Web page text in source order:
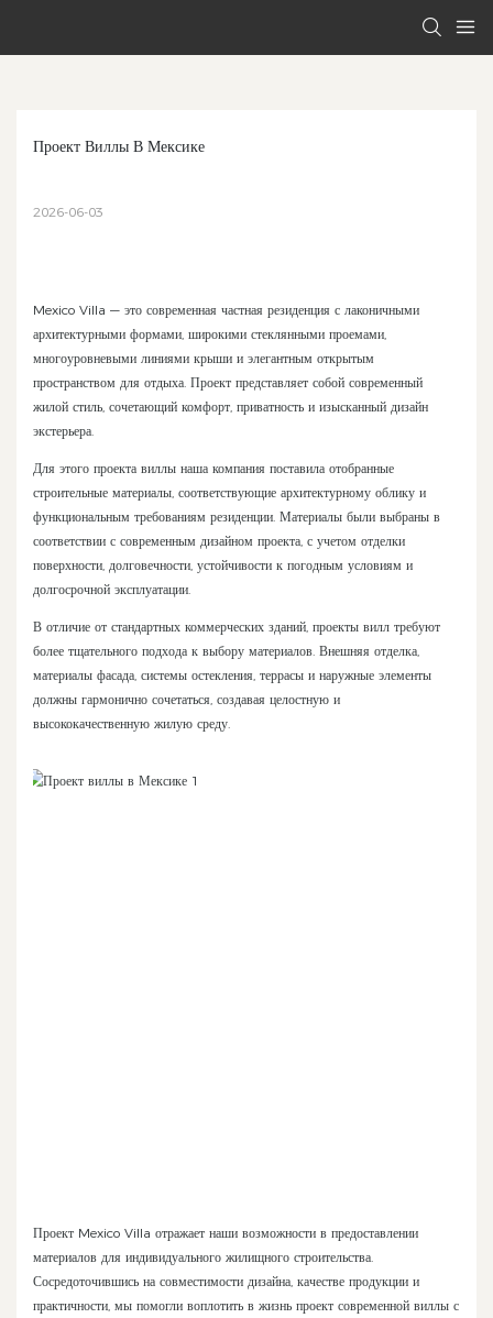
Проект Виллы В Мексике
2026-06-03
Mexico Villa — это современная частная резиденция с лаконичными
архитектурными формами, широкими стеклянными проемами,
многоуровневыми линиями крыши и элегантным открытым
пространством для отдыха. Проект представляет собой современный
жилой стиль, сочетающий комфорт, приватность и изысканный дизайн
экстерьера.
Для этого проекта виллы наша компания поставила отобранные
строительные материалы, соответствующие архитектурному облику и
функциональным требованиям резиденции. Материалы были выбраны в
соответствии с современным дизайном проекта, с учетом отделки
поверхности, долговечности, устойчивости к погодным условиям и
долгосрочной эксплуатации.
В отличие от стандартных коммерческих зданий, проекты вилл требуют
более тщательного подхода к выбору материалов. Внешняя отделка,
материалы фасада, системы остекления, террасы и наружные элементы
должны гармонично сочетаться, создавая целостную и
высококачественную жилую среду.
Проект Mexico Villa отражает наши возможности в предоставлении
материалов для индивидуального жилищного строительства.
Сосредоточившись на совместимости дизайна, качестве продукции и
практичности, мы помогли воплотить в жизнь проект современной виллы с